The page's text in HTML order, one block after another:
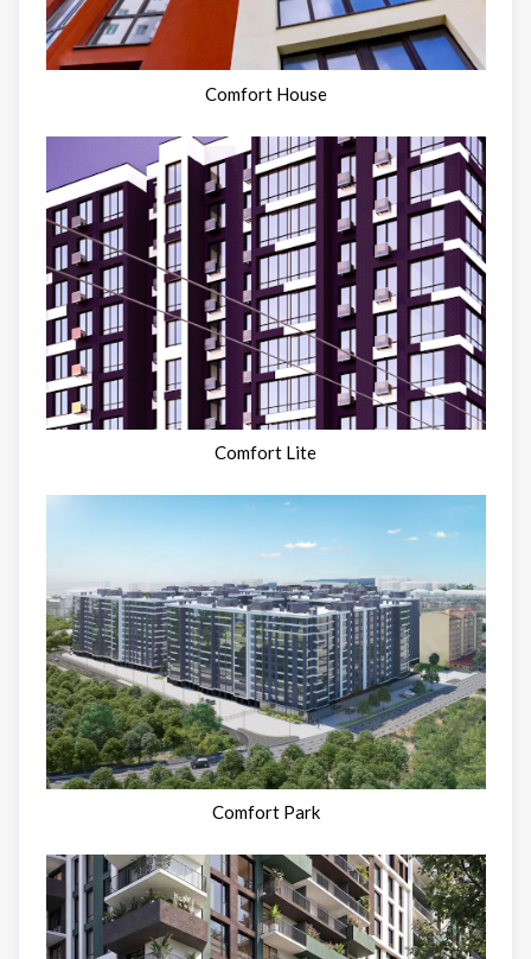
Comfort House
Comfort Lite
Comfort Park